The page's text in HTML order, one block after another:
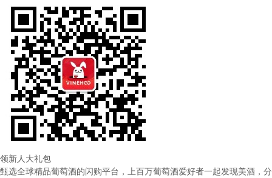
领新人大礼包
甄选全球精品葡萄酒的闪购平台，上百万葡萄酒爱好者一起发现美酒，分